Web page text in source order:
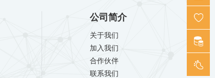
公司简介
关于我们
加入我们
合作伙伴
联系我们